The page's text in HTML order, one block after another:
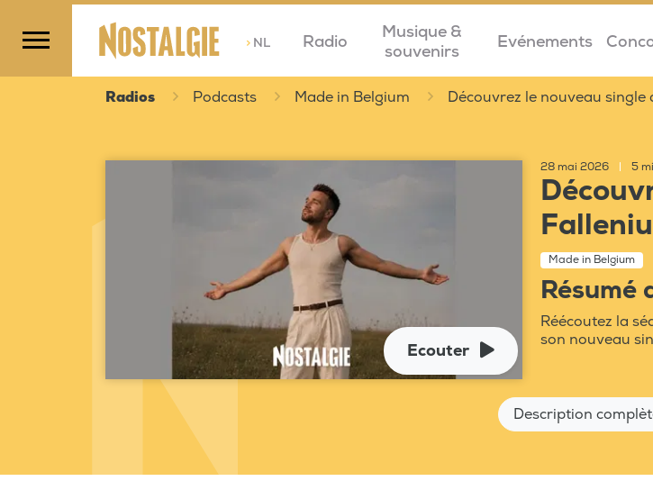
>NL Radio
Musique &
souvenirs
Evénements
Radios Podcasts Made in Belgium Découvrez le nouveau single
Ecouter
28 mai 2026 5
Made in Belgium
Résumé
Réécoutez la
son nouveau
Description